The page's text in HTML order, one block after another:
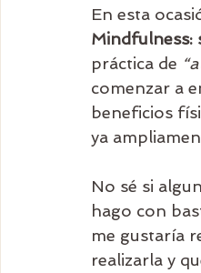
En esta
Mindfulness:
práctica de
comenzar a
beneficios
ya
No sé si
hago con
me gustaría
realizarla y